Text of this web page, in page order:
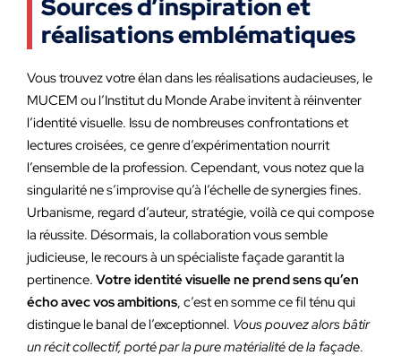
Sources d’inspiration et
réalisations emblématiques
Vous trouvez votre élan dans les réalisations audacieuses, le
MUCEM ou l’Institut du Monde Arabe invitent à réinventer
l’identité visuelle. Issu de nombreuses confrontations et
lectures croisées, ce genre d’expérimentation nourrit
l’ensemble de la profession. Cependant, vous notez que la
singularité ne s’improvise qu’à l’échelle de synergies fines.
Urbanisme, regard d’auteur, stratégie, voilà ce qui compose
la réussite. Désormais, la collaboration vous semble
judicieuse, le recours à un spécialiste façade garantit la
pertinence. Votre identité visuelle ne prend sens qu’en
écho avec vos ambitions, c’est en somme ce fil ténu qui
distingue le banal de l’exceptionnel. Vous pouvez alors bâtir
un récit collectif, porté par la pure matérialité de la façade.